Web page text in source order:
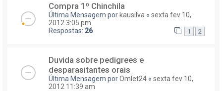
Compra 1º Chinchila
Última Mensagem por kausilva « sexta fev 10,
2012 3:05 pm
Respostas: 26 1 2
Duvida sobre pedigrees e
desparasitantes orais
Última Mensagem porOmlet24 « sexta fev 10,
2012 11:39 am